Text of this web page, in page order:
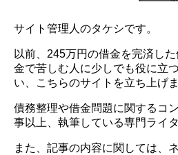
サイト管理人のタケシです。
以前、245万円の借金を完済し
金で苦しむ人に少しでも役に立
い、こちらのサイトを立ち上げま
債務整理や借金問題に関するコ
事以上、執筆している専門ライタ
また、記事の内容に関しては、